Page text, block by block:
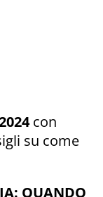
con
su come
QUANDO